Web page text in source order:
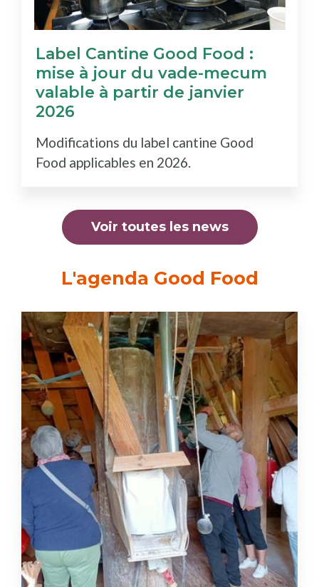
Label Cantine Good Food :
mise à jour du vade-mecum
valable à partir de janvier
2026
Modifications du label cantine Good
Food applicables en 2026.
Voir toutes les news
L'agenda Good Food